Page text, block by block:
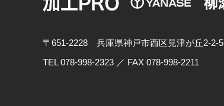
〒651-2228 兵庫県神戸市西区見津が丘2-2-5
TEL 078-998-2323 ／ FAX 078-998-2211